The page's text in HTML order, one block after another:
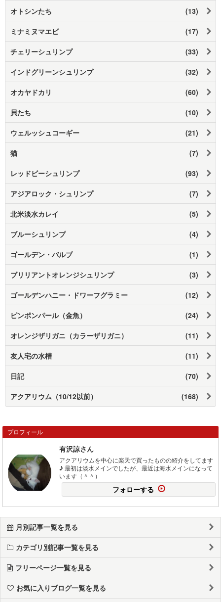
オトシンたち (13)
ミナミヌマエビ (17)
チェリーシュリンプ (33)
インドグリーンシュリンプ (32)
オカヤドカリ (60)
貝たち (10)
ウェルッシュコーギー (21)
猫 (7)
レッドビーシュリンプ (93)
アジアロック・シュリンプ (7)
北米淡水カレイ (5)
ブルーシュリンプ (4)
ゴールデン・バルブ (1)
ブリリアントオレンジシュリンプ (3)
ゴールデンハニー・ドワーフグラミー (12)
ピンポンパール（金魚） (24)
オレンジザリガニ（カラーザリガニ） (11)
友人宅の水槽 (11)
日記 (70)
アクアリウム（10/12以前） (168)
プロフィール
有沢諒さん
アクアリウムを中心に楽天で買ったものの紹介をしてます
♪ 最初は淡水メインでしたが、最近は海水メインになって
います（＾＾）
フォローする
月別記事一覧を見る
カテゴリ別記事一覧を見る
フリーページ一覧を見る
お気に入りブログ一覧を見る